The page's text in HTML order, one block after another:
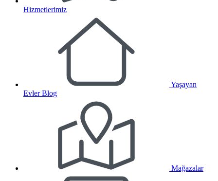
Hizmetlerimiz
Yaşayan
Evler Blog
Mağazalar